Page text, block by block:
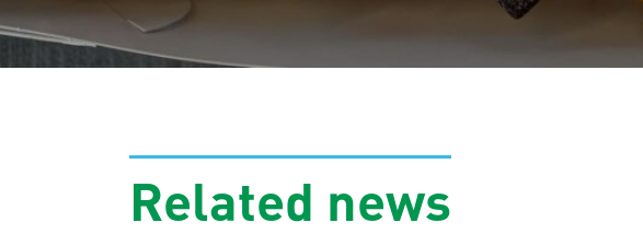
Related news